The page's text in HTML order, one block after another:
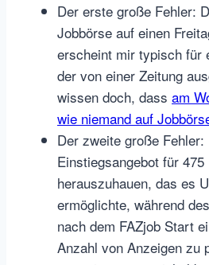
Der erste große Fehler:
Jobbörse auf einen
erscheint mir typisch für
der von einer Zeitung
wissen doch, dass am
wie niemand auf
Der zweite große Fehler:
Einstiegsangebot für 475
herauszuhauen, das es
ermöglichte, während
nach dem FAZjob Start
Anzahl von Anzeigen zu